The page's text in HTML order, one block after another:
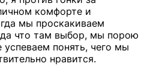
комфорте и
мы проскакиваем
что там выбор, мы порою
понять, чего мы
нравится.